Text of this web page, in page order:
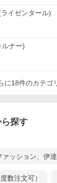
イゼンタール)
ルナー)
に18件のカテゴ
探す
ァッション、伊
数注文可）